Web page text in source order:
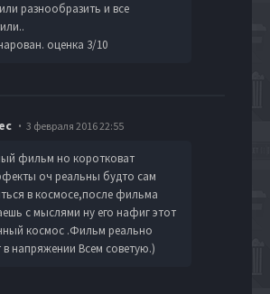
разнообразить и все
оценка 3/10
3 февраля 2016 22:55
фильм но коротковат
оч реальны будто сам
в космосе,после фильма
с мыслями ну его нафиг этот
космос .Фильм реально
в напряжении Всем советую.)